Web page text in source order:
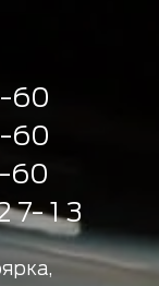
60
60
60
1 3